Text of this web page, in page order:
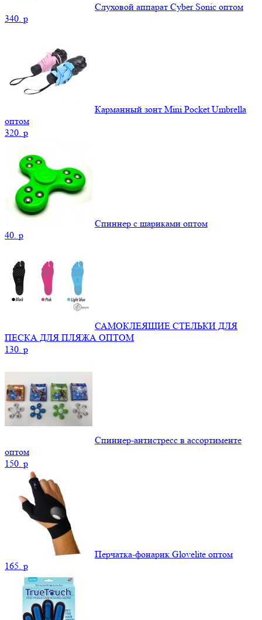
Слуховой аппарат Cyber Sonic оптом
340. p
Карманный зонт Mini Pocket Umbrella
оптом
320. p
Спиннер с шариками оптом
40. p
САМОКЛЕЯЩИЕ СТЕЛЬКИ ДЛЯ
ПЕСКА ДЛЯ ПЛЯЖА ОПТОМ
130. p
Спиннер-антистресс в ассортименте
оптом
150. p
Перчатка-фонарик Glovelite оптом
165. p